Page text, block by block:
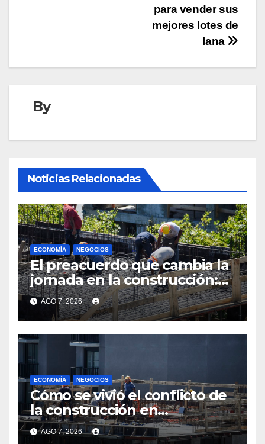
para vender sus
mejores lotes de
lana
By
Noticias Relacionadas
ECONOMÍA NEGOCIOS
El preacuerdo que cambia la
jornada en la construcción:
menos horas, subas reales y
convenio hasta 2031
AGO 7, 2026
ECONOMÍA NEGOCIOS
Cómo se vivió el conflicto de
la construcción en
Maldonado, un
departamento donde el
AGO 7, 2026